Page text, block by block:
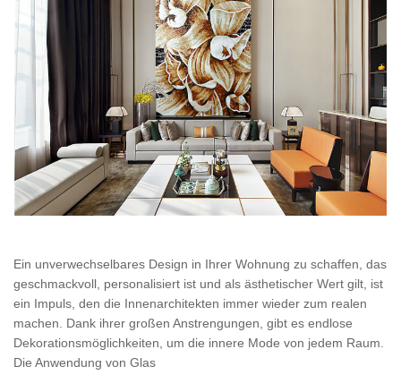
Ein unverwechselbares Design in Ihrer Wohnung zu schaffen, das
geschmackvoll, personalisiert ist und als ästhetischer Wert gilt, ist
ein Impuls, den die Innenarchitekten immer wieder zum realen
machen. Dank ihrer großen Anstrengungen, gibt es endlose
Dekorationsmöglichkeiten, um die innere Mode von jedem Raum.
Die Anwendung von Glas